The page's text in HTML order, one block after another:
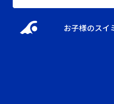
お子様のスイ